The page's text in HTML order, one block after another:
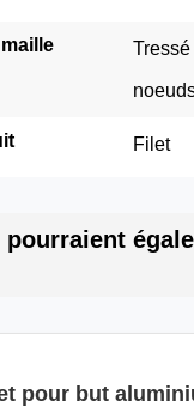
Filet
pour but